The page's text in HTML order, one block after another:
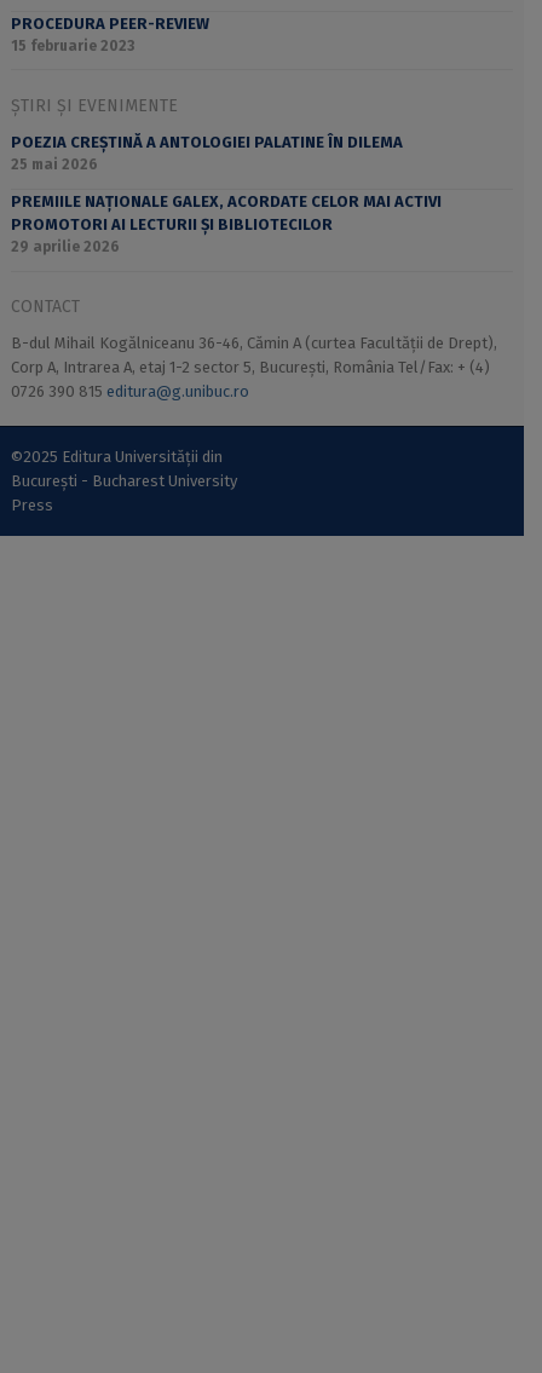
PROCEDURA PEER-REVIEW
15 februarie 2023
ȘTIRI ȘI EVENIMENTE
POEZIA CREȘTINĂ A ANTOLOGIEI PALATINE ÎN DILEMA
25 mai 2026
PREMIILE NAȚIONALE GALEX, ACORDATE CELOR MAI ACTIVI
PROMOTORI AI LECTURII ȘI BIBLIOTECILOR
29 aprilie 2026
CONTACT
B-dul Mihail Kogălniceanu 36-46, Cămin A (curtea Facultății de Drept),
Corp A, Intrarea A, etaj 1-2 sector 5, București, România Tel/Fax: + (4)
0726 390 815 editura@g.unibuc.ro
©2025 Editura Universității din
București - Bucharest University
Press